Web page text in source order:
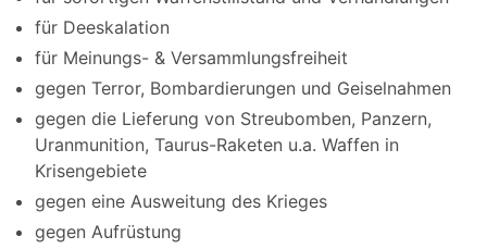
für Deeskalation
für Meinungs- & Versammlungsfreiheit
gegen Terror, Bombardierungen und Geiselnahmen
gegen die Lieferung von Streubomben, Panzern,
Uranmunition, Taurus-Raketen u.a. Waffen in
Krisengebiete
gegen eine Ausweitung des Krieges
gegen Aufrüstung